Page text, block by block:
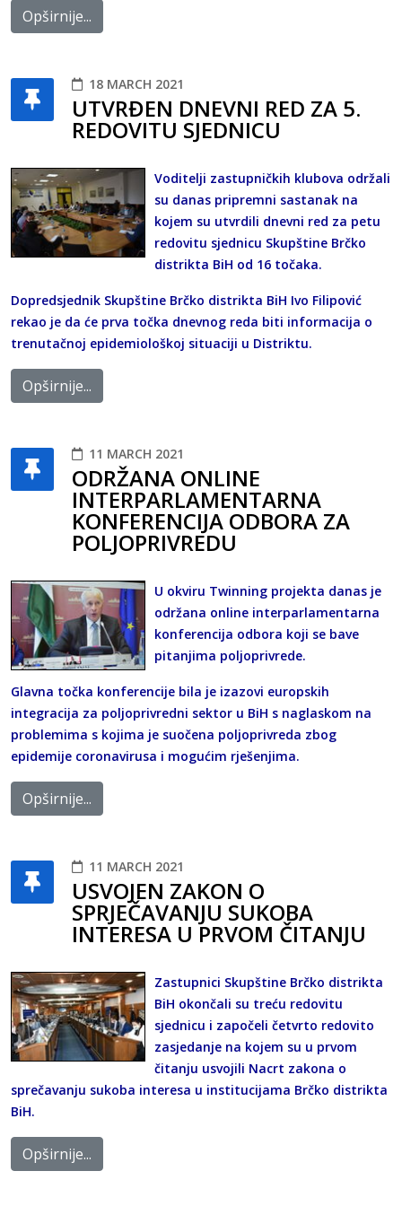
Opširnije...
18 MARCH 2021
UTVRĐEN DNEVNI RED ZA 5.
REDOVITU SJEDNICU
Voditelji zastupničkih klubova održali
su danas pripremni sastanak na
kojem su utvrdili dnevni red za petu
redovitu sjednicu Skupštine Brčko
distrikta BiH od 16 točaka.
Dopredsjednik Skupštine Brčko distrikta BiH Ivo Filipović
rekao je da će prva točka dnevnog reda biti informacija o
trenutačnoj epidemiološkoj situaciji u Distriktu.
Opširnije...
11 MARCH 2021
ODRŽANA ONLINE
INTERPARLAMENTARNA
KONFERENCIJA ODBORA ZA
POLJOPRIVREDU
U okviru Twinning projekta danas je
održana online interparlamentarna
konferencija odbora koji se bave
pitanjima poljoprivrede.
Glavna točka konferencije bila je izazovi europskih
integracija za poljoprivredni sektor u BiH s naglaskom na
problemima s kojima je suočena poljoprivreda zbog
epidemije coronavirusa i mogućim rješenjima.
Opširnije...
11 MARCH 2021
USVOJEN ZAKON O
SPRJEČAVANJU SUKOBA
INTERESA U PRVOM ČITANJU
Zastupnici Skupštine Brčko distrikta
BiH okončali su treću redovitu
sjednicu i započeli četvrto redovito
zasjedanje na kojem su u prvom
čitanju usvojili Nacrt zakona o
sprečavanju sukoba interesa u institucijama Brčko distrikta
BiH.
Opširnije...